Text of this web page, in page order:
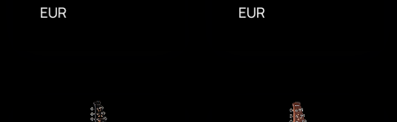
EUR
EUR